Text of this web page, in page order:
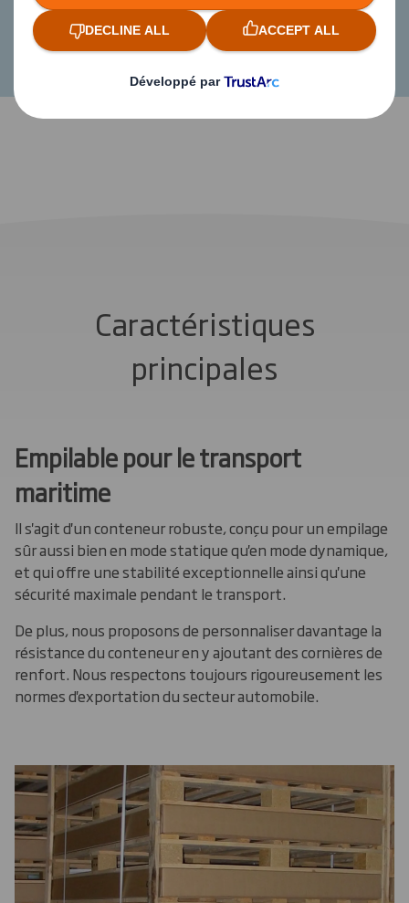
l'expédition de pièces automobiles entre les usines de
fabrication et d'assemblage.
Caractéristiques
principales
Empilable pour le transport
maritime
Il s'agit d'un conteneur robuste, conçu pour un empilage
sûr aussi bien en mode statique qu'en mode dynamique,
et qui offre une stabilité exceptionnelle ainsi qu'une
sécurité maximale pendant le transport.
De plus, nous proposons de personnaliser davantage la
résistance du conteneur en y ajoutant des cornières de
renfort. Nous respectons toujours rigoureusement les
normes d'exportation du secteur automobile.